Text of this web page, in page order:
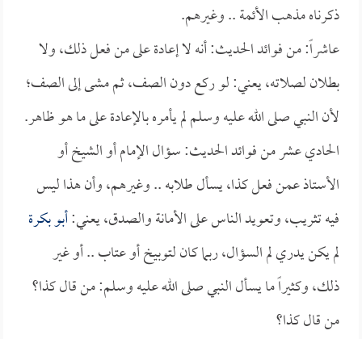
ذكرناه مذهب الأئمة .. وغيرهم.
عاشراً: من فوائد الحديث: أنه لا إعادة على من فعل ذلك، ولا
بطلان لصلاته، يعني: لو ركع دون الصف، ثم مشى إلى الصف؛
لأن النبي صلى الله عليه وسلم لم يأمره بالإعادة على ما هو ظاهر.
الحادي عشر من فوائد الحديث: سؤال الإمام أو الشيخ أو
الأستاذ عمن فعل كذا، يسأل طلابه .. وغيرهم، وأن هذا ليس
فيه تثريب، وتعويد الناس على الأمانة والصدق، يعني:أبو بكرة
لم يكن يدري لم السؤال، ربما كان لتوبيخ أو عتاب .. أو غير
ذلك، وكثيراً ما يسأل النبي صلى الله عليه وسلم: من قال كذا؟
من قال كذا؟